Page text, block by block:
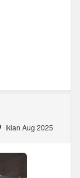
Iklan Aug 2025